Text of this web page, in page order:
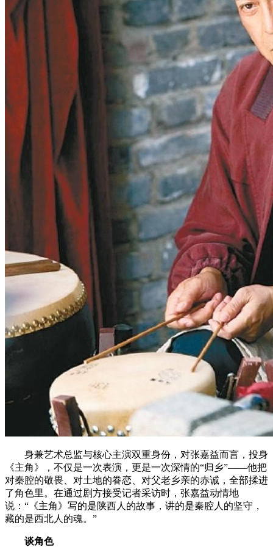
身兼艺术总监与核心主演双重身份，对张嘉益而言，投身
《主角》，不仅是一次表演，更是一次深情的“归乡”——他把
对秦腔的敬畏、对土地的眷恋、对父老乡亲的赤诚，全部揉进
了角色里。在通过剧方接受记者采访时，张嘉益动情地
说：“《主角》写的是陕西人的故事，讲的是秦腔人的坚守，
藏的是西北人的魂。”
谈角色